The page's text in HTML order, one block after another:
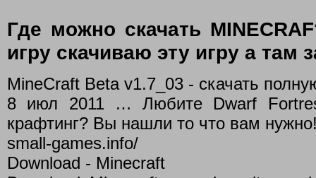
Где можно скачать
игру скачиваю эту игру а там
MineCraft Beta v1.7_03 - скачать
8 июл 2011 … Любите Dwarf
крафтинг? Вы нашли то что вам
small-games.info/
Download - Minecraft